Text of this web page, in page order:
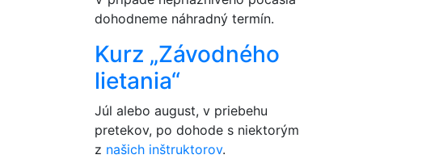
dohodneme náhradný termín.
Kurz „Závodného
lietania“
Júl alebo august, v priebehu
pretekov, po dohode s niektorým
z našich inštruktorov.